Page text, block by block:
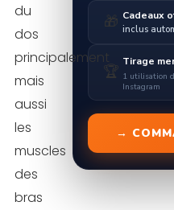
🎁 Cadeaux
inclus
🏆
Tirage
1 utilisation
Instagram
→
du
dos
principalement
mais
aussi
les
muscles
des
bras